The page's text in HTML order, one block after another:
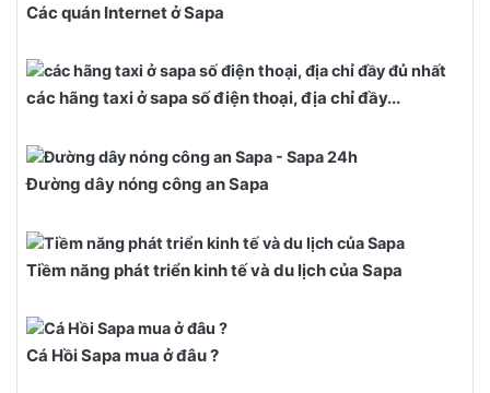
Các quán Internet ở Sapa
các hãng taxi ở sapa số điện thoại, địa chỉ đầy...
Đường dây nóng công an Sapa
Tiềm năng phát triển kinh tế và du lịch của Sapa
Cá Hồi Sapa mua ở đâu ?